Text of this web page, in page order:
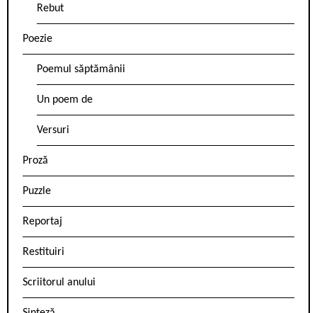
Rebut
Poezie
Poemul săptămânii
Un poem de
Versuri
Proză
Puzzle
Reportaj
Restituiri
Scriitorul anului